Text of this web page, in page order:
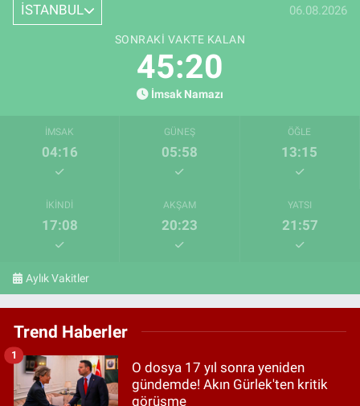
İSTANBUL 06.08.2026
SONRAKI VAKTE KALAN
45:19
İmsak Namazı
İMSAK
04:16
GÜNEŞ
05:58
ÖĞLE
13:15
İKINDI
17:08
AKŞAM
20:23
YATSI
21:57
Aylık Vakitler
Trend Haberler
O dosya 17 yıl sonra yeniden
gündemde! Akın Gürlek'ten kritik
görüşme
1